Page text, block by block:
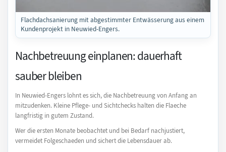
Flachdachsanierung mit abgestimmter Entwässerung aus einem
Kundenprojekt in Neuwied-Engers.
Nachbetreuung einplanen: dauerhaft
sauber bleiben
In Neuwied-Engers lohnt es sich, die Nachbetreuung von Anfang an
mitzudenken. Kleine Pflege- und Sichtchecks halten die Flaeche
langfristig in gutem Zustand.
Wer die ersten Monate beobachtet und bei Bedarf nachjustiert,
vermeidet Folgeschaeden und sichert die Lebensdauer ab.